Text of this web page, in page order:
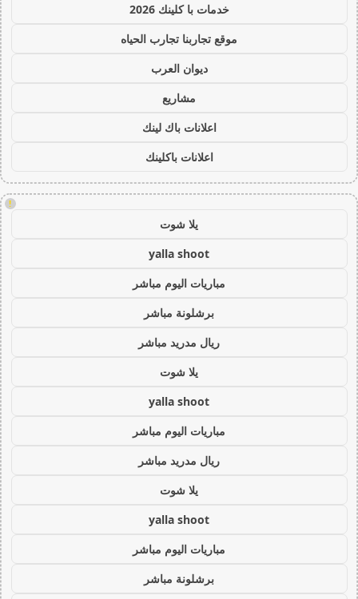
خدمات با كلينك 2026
موقع تجاربنا تجارب الحياه
ديوان العرب
مشاريع
اعلانات باك لينك
اعلانات باكلينك
!
يلا شوت
yalla shoot
مباريات اليوم مباشر
برشلونة مباشر
ريال مدريد مباشر
يلا شوت
yalla shoot
مباريات اليوم مباشر
ريال مدريد مباشر
يلا شوت
yalla shoot
مباريات اليوم مباشر
برشلونة مباشر